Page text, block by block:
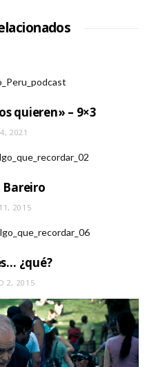
quieren» – 9×3
2021
2015
¿qué?
2, 2015